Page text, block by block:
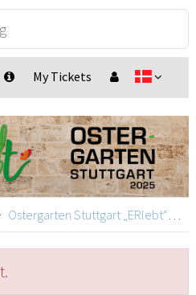
My Tickets
Ostergarten Stuttgart „ERlebt“